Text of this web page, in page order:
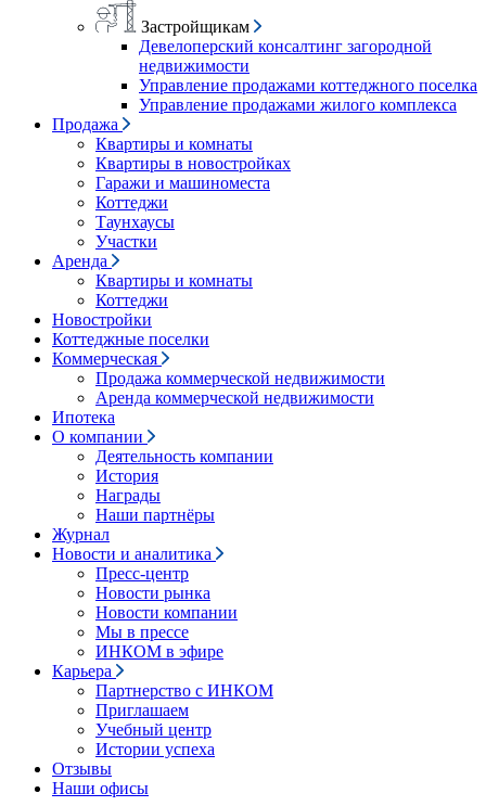
Застройщикам
Девелоперский консалтинг загородной
недвижимости
Управление продажами коттеджного поселка
Управление продажами жилого комплекса
Продажа
Квартиры и комнаты
Квартиры в новостройках
Гаражи и машиноместа
Коттеджи
Таунхаусы
Участки
Аренда
Квартиры и комнаты
Коттеджи
Новостройки
Коттеджные поселки
Коммерческая
Продажа коммерческой недвижимости
Аренда коммерческой недвижимости
Ипотека
О компании
Деятельность компании
История
Награды
Наши партнёры
Журнал
Новости и аналитика
Пресс-центр
Новости рынка
Новости компании
Мы в прессе
ИНКОМ в эфире
Карьера
Партнерство с ИНКОМ
Приглашаем
Учебный центр
Истории успеха
Отзывы
Наши офисы